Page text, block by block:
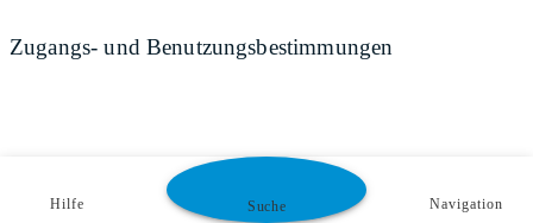
Zugangs- und Benutzungsbestimmungen
Hilfe Suche Navigation